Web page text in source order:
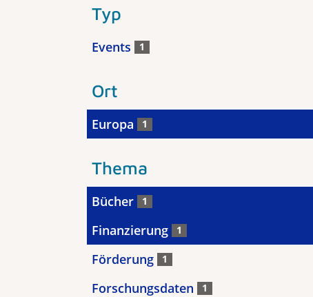
Typ
Events 1
Ort
Europa 1
Thema
Bücher 1
Finanzierung 1
Förderung 1
Forschungsdaten 1